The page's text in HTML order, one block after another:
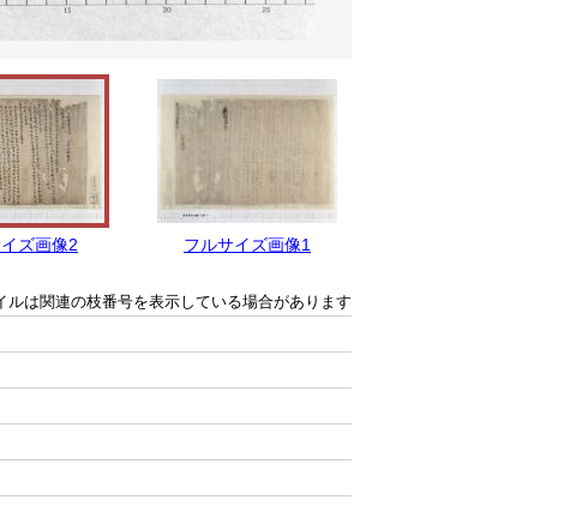
ズ画像2 フルサイズ画像1
ルは関連の枝番号を表示している場合があります